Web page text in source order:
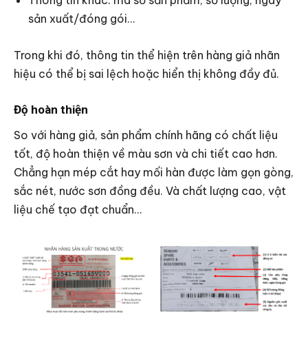
sản xuất/đóng gói…
Trong khi đó, thông tin thể hiện trên hàng giả nhãn
hiệu có thể bị sai lệch hoặc hiển thị không đầy đủ.
Độ hoàn thiện
So với hàng giả, sản phẩm chính hãng có chất liệu
tốt, độ hoàn thiện về màu sơn và chi tiết cao hơn.
Chẳng hạn mép cắt hay mối hàn được làm gọn gòng,
sắc nét, nước sơn đồng đều. Và chất lượng cao, vật
liệu chế tạo đạt chuẩn…